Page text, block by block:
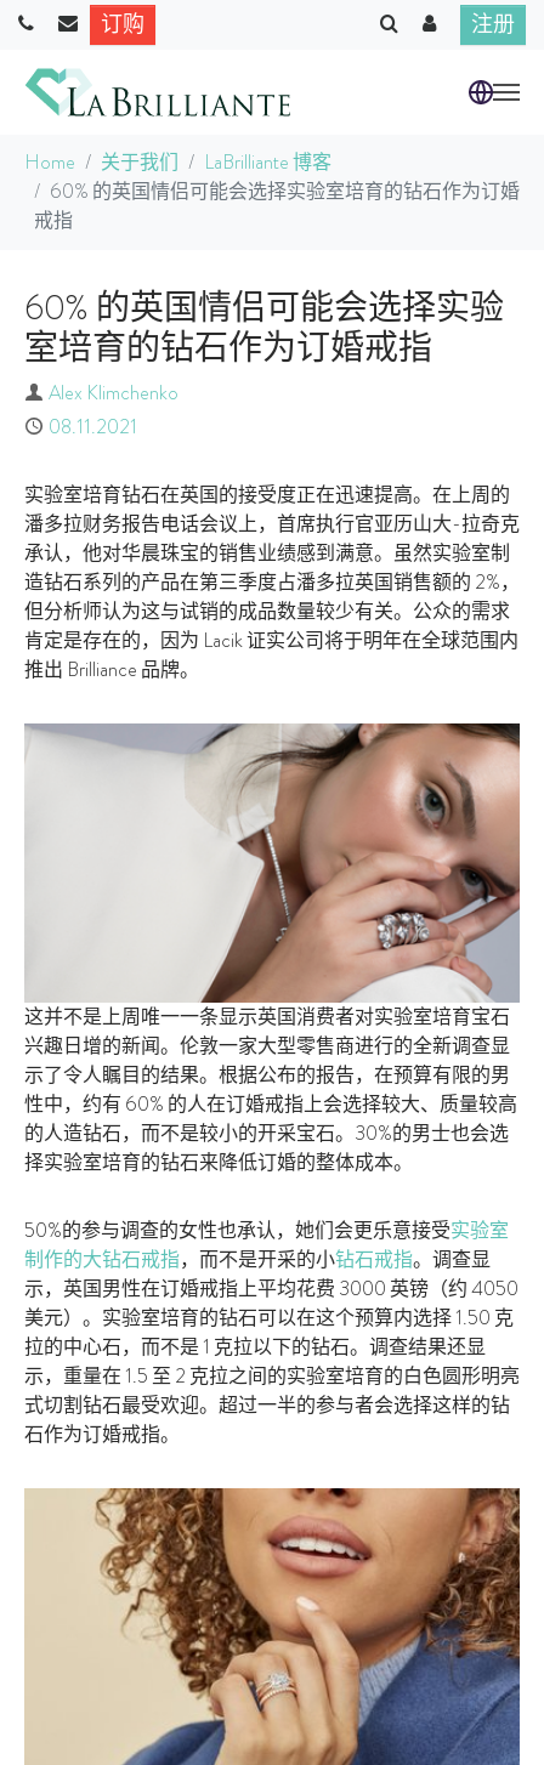
跳到主要内容
订购 注册
当前位置：
Home 关于我们
LaBrilliante 博客
60% 的英国情侣可能会选择实验室培育的钻石作为订婚
戒指
60% 的英国情侣可能会选择实验
室培育的钻石作为订婚戒指
作者
Alex Klimchenko
已发布
08.11.2021
实验室培育钻石在英国的接受度正在迅速提高。在上周的
潘多拉财务报告电话会议上，首席执行官亚历山大-拉奇克
承认，他对华晨珠宝的销售业绩感到满意。虽然实验室制
造钻石系列的产品在第三季度占潘多拉英国销售额的 2%，
但分析师认为这与试销的成品数量较少有关。公众的需求
肯定是存在的，因为 Lacik 证实公司将于明年在全球范围内
推出 Brilliance 品牌。
这并不是上周唯一一条显示英国消费者对实验室培育宝石
兴趣日增的新闻。伦敦一家大型零售商进行的全新调查显
示了令人瞩目的结果。根据公布的报告，在预算有限的男
性中，约有 60% 的人在订婚戒指上会选择较大、质量较高
的人造钻石，而不是较小的开采宝石。30%的男士也会选
择实验室培育的钻石来降低订婚的整体成本。
50%的参与调查的女性也承认，她们会更乐意接受实验室
制作的大钻石戒指，而不是开采的小钻石戒指。调查显
示，英国男性在订婚戒指上平均花费 3000 英镑（约 4050
美元）。实验室培育的钻石可以在这个预算内选择 1.50 克
拉的中心石，而不是 1 克拉以下的钻石。调查结果还显
示，重量在 1.5 至 2 克拉之间的实验室培育的白色圆形明亮
式切割钻石最受欢迎。超过一半的参与者会选择这样的钻
石作为订婚戒指。